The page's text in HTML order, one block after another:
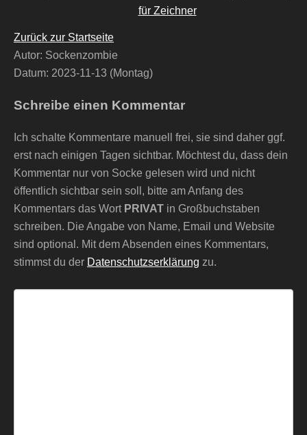
für Zeichner
Zurück zur Startseite
Autor: Sockenzombie
Datum: 2023-11-13 (Montag)
Schreibe einen Kommentar
Ich schalte Kommentare manuell frei, sie sind daher ggf.
erst nach einigen Tagen sichtbar. Möchtest du, dass dein
Kommentar nur von Socke gelesen wird und nicht
öffentlich sichtbar sein soll, bitte am Anfang des
Kommentars das Wort PRIVAT in Großbuchstaben
schreiben. Die Angabe von Name, Email und Website
sind optional. Mit dem Absenden eines Kommentars,
stimmst du der Datenschutzserklärung zu.